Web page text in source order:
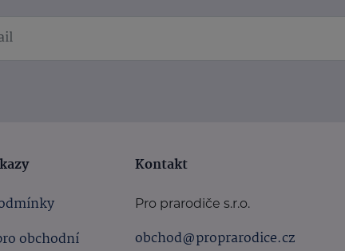
obchodní
Kontakt
Pro prarodiče s.r.o.
obchod@proprarodice.cz